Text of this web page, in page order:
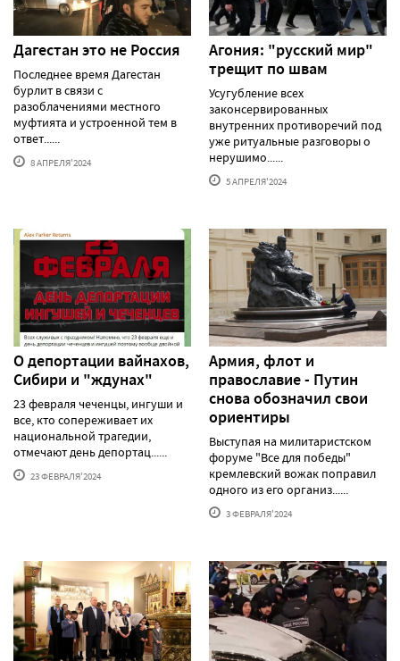
Дагестан это не Россия
Последнее время Дагестан
бурлит в связи с
разоблачениями местного
муфтията и устроенной тем в
ответ......
8 АПРЕЛЯ'2024
Агония: "русский мир"
трещит по швам
Усугубление всех
законсервированных
внутренних противоречий под
уже ритуальные разговоры о
нерушимо......
5 АПРЕЛЯ'2024
О депортации вайнахов,
Сибири и "ждунах"
23 февраля чеченцы, ингуши и
все, кто сопереживает их
национальной трагедии,
отмечают день депортац......
23 ФЕВРАЛЯ'2024
Армия, флот и
православие - Путин
снова обозначил свои
ориентиры
Выступая на милитаристском
форуме "Все для победы"
кремлевский вожак поправил
одного из его организ......
3 ФЕВРАЛЯ'2024